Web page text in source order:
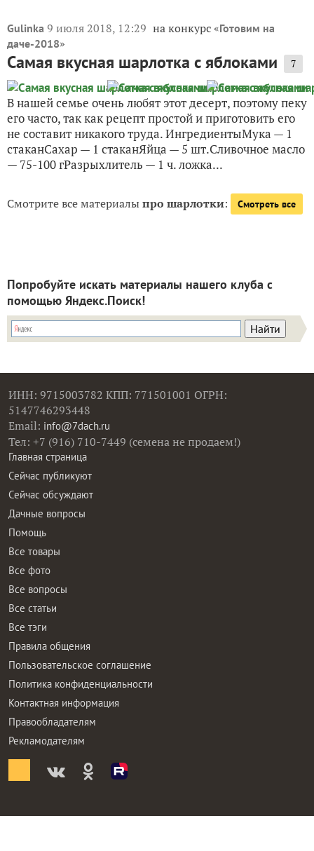
Gulinka 9 июля 2018, 12:29 на конкурс «Готовим на
даче-2018»
Самая вкусная шарлотка с яблоками 7
В нашей семье очень любят этот десерт, поэтому пеку
его часто, так как рецепт простой и приготовить его
не составит никакого труда. ИнгредиентыМука — 1
стаканСахар — 1 стаканЯйца — 5 шт.Сливочное масло
— 75-100 гРазрыхлитель — 1 ч. ложка...
Смотрите все материалыпро шарлотки: Смотреть все
Попробуйте искать материалы нашего клуба с
помощью Яндекс.Поиск!
ИНН: 9715003782 КПП: 771501001 ОГРН:
5147746293448
Email: info@7dach.ru
Тел: +7 (916) 710-7449 (семена не продаем!)
Главная страница
Сейчас публикуют
Сейчас обсуждают
Дачные вопросы
Помощь
Все товары
Все фото
Все вопросы
Все статьи
Все тэги
Правила общения
Пользовательское соглашение
Политика конфиденциальности
Контактная информация
Правообладателям
Рекламодателям